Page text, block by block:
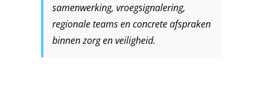
samenwerking, vroegsignalering,
regionale teams en concrete afspraken
binnen zorg en veiligheid.